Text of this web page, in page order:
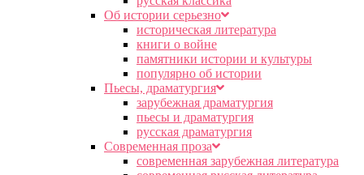
Об истории серьезно
историческая литература
книги о войне
памятники истории и культуры
популярно об истории
Пьесы, драматургия
зарубежная драматургия
пьесы и драматургия
русская драматургия
Современная проза
современная зарубежная литература